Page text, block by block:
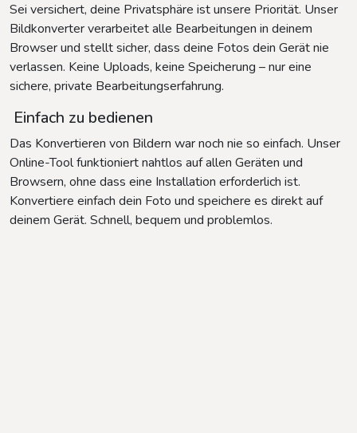
Sei versichert, deine Privatsphäre ist unsere Priorität. Unser
Bildkonverter verarbeitet alle Bearbeitungen in deinem
Browser und stellt sicher, dass deine Fotos dein Gerät nie
verlassen. Keine Uploads, keine Speicherung – nur eine
sichere, private Bearbeitungserfahrung.
Einfach zu bedienen
Das Konvertieren von Bildern war noch nie so einfach. Unser
Online-Tool funktioniert nahtlos auf allen Geräten und
Browsern, ohne dass eine Installation erforderlich ist.
Konvertiere einfach dein Foto und speichere es direkt auf
deinem Gerät. Schnell, bequem und problemlos.